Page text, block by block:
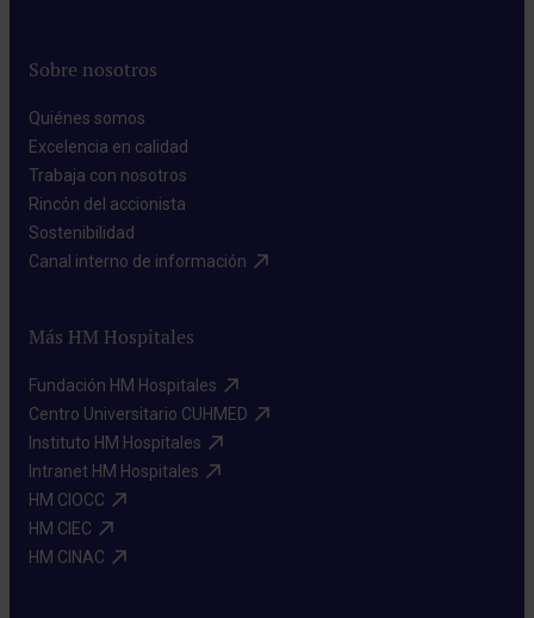
Sobre nosotros
Quiénes somos​
Excelencia en calidad​
Trabaja con nosotros​
Rincón del accionista​
Sostenibilidad​
Canal interno de información​
Más HM Hospitales
Fundación HM Hospitales​
Centro Universitario CUHMED​
Instituto HM Hospitales​
Intranet HM Hospitales​
HM CIOCC​
HM CIEC​
HM CINAC​